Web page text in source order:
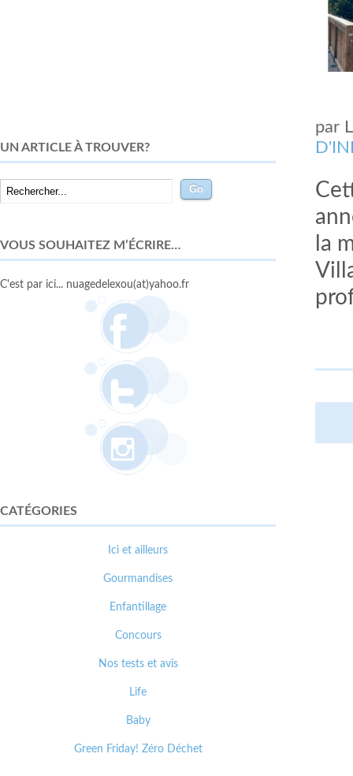
par
la
UN ARTICLE À TROUVER?
VOUS SOUHAITEZ M’ÉCRIRE…
C'est par ici... nuagedelexou(at)yahoo.fr
CATÉGORIES
Ici et ailleurs
Gourmandises
Enfantillage
Concours
Nos tests et avis
Life
Baby
Green Friday! Zéro Déchet